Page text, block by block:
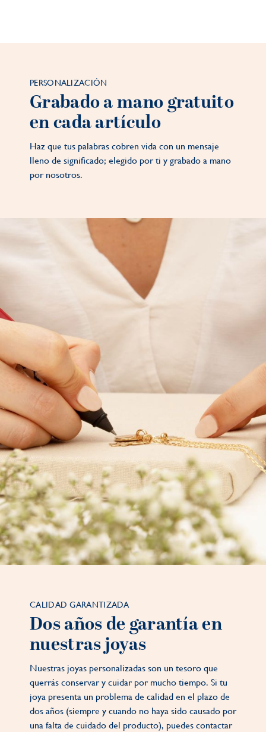
PERSONALIZACIÓN
Grabado a mano gratuito
en cada artículo
Haz que tus palabras cobren vida con un mensaje
lleno de significado; elegido por ti y grabado a mano
por nosotros.
CALIDAD GARANTIZADA
Dos años de garantía en
nuestras joyas
Nuestras joyas personalizadas son un tesoro que
querrás conservar y cuidar por mucho tiempo. Si tu
joya presenta un problema de calidad en el plazo de
dos años (siempre y cuando no haya sido causado por
una falta de cuidado del producto), puedes contactar